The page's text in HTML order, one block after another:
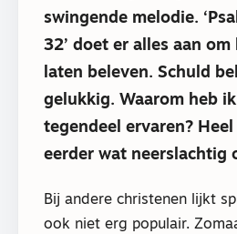
swingende melodie.
32’ doet er alles aan
laten beleven. Schuld
gelukkig. Waarom heb
tegendeel ervaren?
eerder wat neerslachtig
Bij andere christenen lijkt
ook niet erg populair.